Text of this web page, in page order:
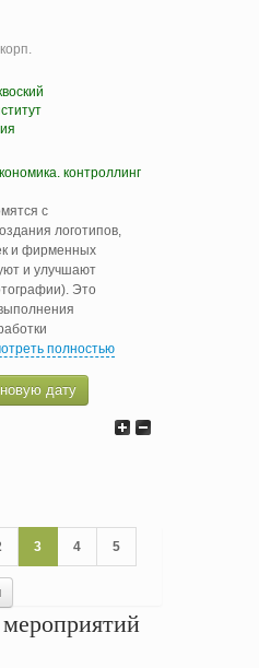
контроллинг
с
логотипов,
и фирменных
и улучшают
Это
полностью
дату
3 4 5